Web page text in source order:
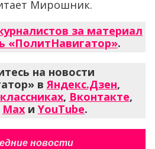
Мирошник.
за материал
«ПолитНавигатор».
на новости
вЯндекс.Дзен,
, Вконтакте,
Max и YouTube.
новости